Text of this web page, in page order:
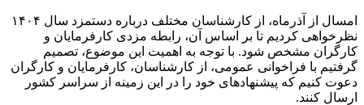
امسال از آذرماه، از کارشناسان مختلف درباره دستمزد سال ۱۴۰۴
نظرخواهی کردیم تا بر اساس آن، رابطه مزدی کارفرمایان و
کارگران مشخص شود. با توجه به اهمیت این موضوع، تصمیم
گرفتیم با فراخوانی عمومی، از کارشناسان، کارفرمایان و کارگران
دعوت کنیم که پیشنهادهای خود را در این زمینه از سراسر کشور
ارسال کنند.